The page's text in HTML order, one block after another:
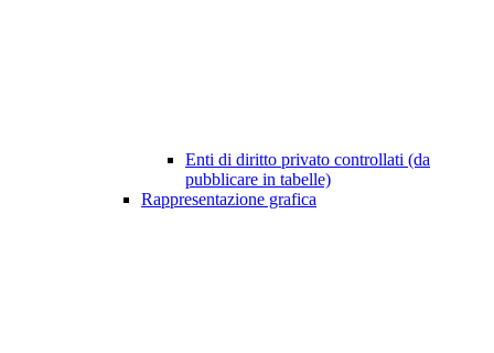
Enti di diritto privato controllati (da
pubblicare in tabelle)
Rappresentazione grafica